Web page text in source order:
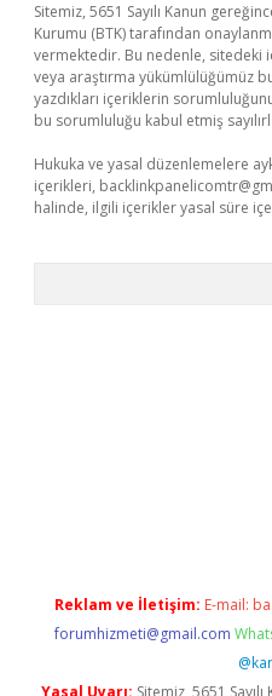
Sitemiz, 5651 Sayılı Kanun
Kurumu (BTK) tarafından
vermektedir. Bu nedenle,
veya araştırma yükümlülüğümüz
yazdıkları içeriklerin
bu sorumluluğu kabul etmiş
Hukuka ve yasal düzenlemelere
içerikleri,
halinde, ilgili içerikler yasal süre
Reklam ve İletişim: E-mail:
forumhizmeti@gmail.com
Yasal Uyarı: Sitemiz, 5651